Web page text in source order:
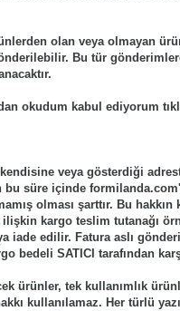
olan veya olmayan
Bu tür
okudum kabul ediyorum
veya gösterdiği
bu süre içinde
olması şarttır. Bu
kargo teslim tutanağı
iade edilir. Fatura aslı
bedeli SATICI tarafından
ürünler, tek kullanımlık
kullanılamaz. Her türlü